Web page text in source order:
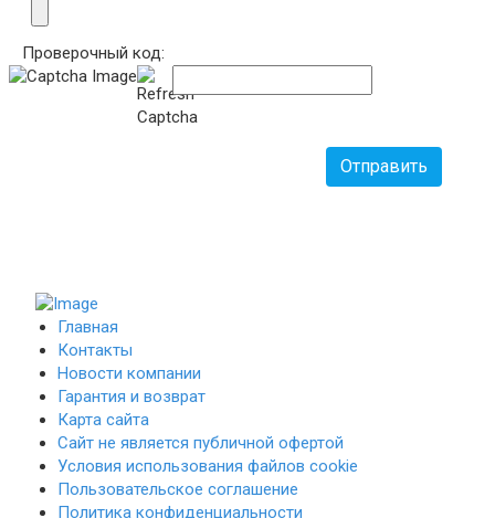
Проверочный код:
Отправить
Главная
Контакты
Новости компании
Гарантия и возврат
Карта сайта
Сайт не является публичной офертой
Условия использования файлов cookie
Пользовательское соглашение
Политика конфиденциальности